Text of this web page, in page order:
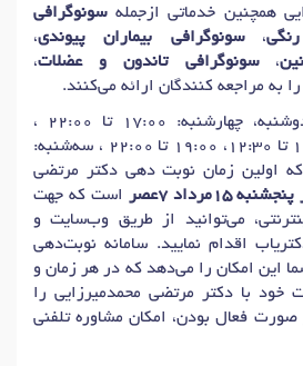
رشت
در رشت
در رشت
در رشت
در رشت دکتر سونوگرافی پستاندر رشت
مغز جنین) در رشت
همچنین خدماتی ازجملهسونوگرافی
،سونوگرافی بیماران پیوندی،
،سونوگرافی تاندون و عضلات،
به مراجعه کنندگان ارائه می‌کنند.
روزهای حضور شنبه، دوشنبه، چهارشنبه: 17:00 تا 22:00 ،
یکشنبه، پنج‌شنبه: 10:00 تا 12:30، 19:00 تا 22:00 ، سه‌شنبه:
22:00 است که اولین زمان نوبت دهی دکتر مرتضی
15مرداد 7عصر
است که جهت
می‌توانید از طریق وب‌سایت و
اقدام نمایید. سامانه نوبت‌دهی
این امکان را می‌دهد که در هر زمان و
خود با دکتر مرتضی محمدمیرزایی را
صورت فعال بودن، امکان مشاوره تلفنی